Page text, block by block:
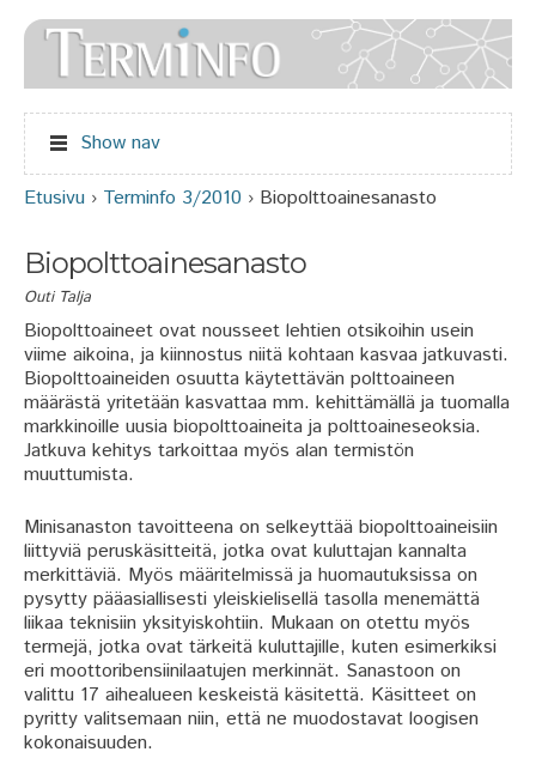
Jump to navigation
Show nav
Etusivu › Terminfo 3/2010 › Biopolttoainesanasto
Biopolttoainesanasto
Outi Talja
Biopolttoaineet ovat nousseet lehtien otsikoihin usein
viime aikoina, ja kiinnostus niitä kohtaan kasvaa jatkuvasti.
Biopolttoaineiden osuutta käytettävän polttoaineen
määrästä yritetään kasvattaa mm. kehittämällä ja tuomalla
markkinoille uusia biopolttoaineita ja polttoaineseoksia.
Jatkuva kehitys tarkoittaa myös alan termistön
muuttumista.
Minisanaston tavoitteena on selkeyttää biopolttoaineisiin
liittyviä peruskäsitteitä, jotka ovat kuluttajan kannalta
merkittäviä. Myös määritelmissä ja huomautuksissa on
pysytty pääasiallisesti yleiskielisellä tasolla menemättä
liikaa teknisiin yksityiskohtiin. Mukaan on otettu myös
termejä, jotka ovat tärkeitä kuluttajille, kuten esimerkiksi
eri moottoribensiinilaatujen merkinnät. Sanastoon on
valittu 17 aihealueen keskeistä käsitettä. Käsitteet on
pyritty valitsemaan niin, että ne muodostavat loogisen
kokonaisuuden.